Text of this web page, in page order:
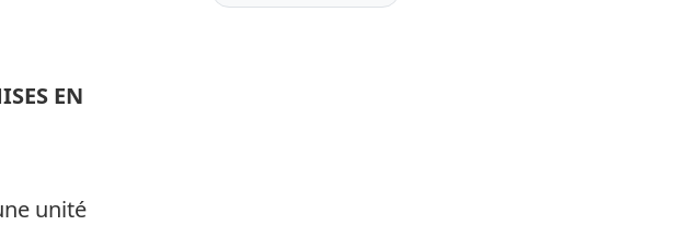
EN
unité